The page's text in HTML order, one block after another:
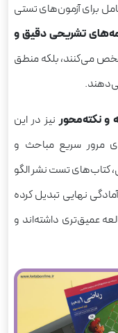
برای آزمون‌های تستی
تشریحی دقیق و
می‌کنند، بلکه منطق
و نکته‌محورنیز در این
مرور سریع مباحث و
کتاب‌های تست نشر الگو
نهایی تبدیل کرده
عمیق‌تری داشته‌اند و